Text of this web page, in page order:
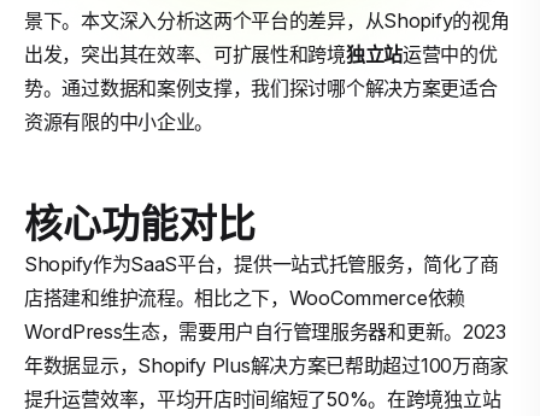
景下。本文深入分析这两个平台的差异，从Shopify的视角
出发，突出其在效率、可扩展性和跨境独立站运营中的优
势。通过数据和案例支撑，我们探讨哪个解决方案更适合
资源有限的中小企业。
核心功能对比
Shopify作为SaaS平台，提供一站式托管服务，简化了商
店搭建和维护流程。相比之下，WooCommerce依赖
WordPress生态，需要用户自行管理服务器和更新。2023
年数据显示，Shopify Plus解决方案已帮助超过100万商家
提升运营效率，平均开店时间缩短了50%。在跨境独立站